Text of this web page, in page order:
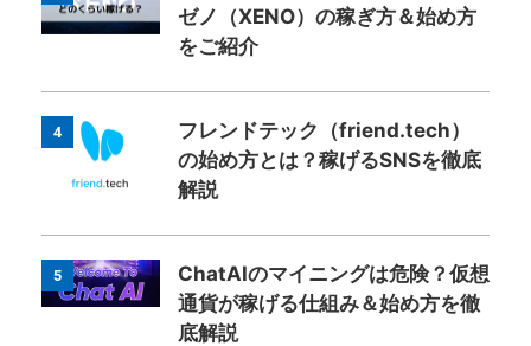
ゼノ（XENO）の稼ぎ方＆始め方
をご紹介
4
フレンドテック（friend.tech）
の始め方とは？稼げるSNSを徹底
解説
5
ChatAIのマイニングは危険？仮想
通貨が稼げる仕組み＆始め方を徹
底解説